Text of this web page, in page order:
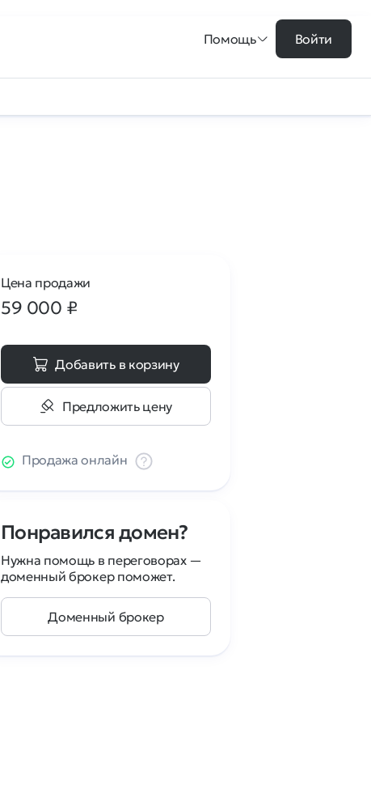
Помощь Войти
Цена продажи
59 000 ₽
Добавить в корзину
Предложить цену
Продажа онлайн
Понравился домен?
Нужна помощь в переговорах —
доменный брокер поможет.
Доменный брокер